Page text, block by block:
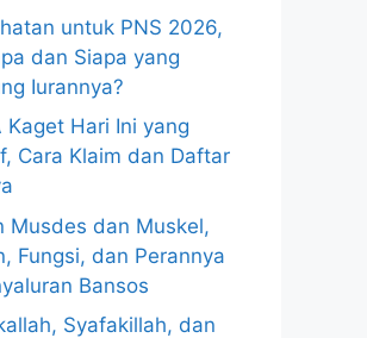
untuk PNS 2026,
dan Siapa yang
Iurannya?
Kaget Hari Ini yang
Cara Klaim dan Daftar
Musdes dan Muskel,
Fungsi, dan Perannya
Bansos
Syafakillah, dan